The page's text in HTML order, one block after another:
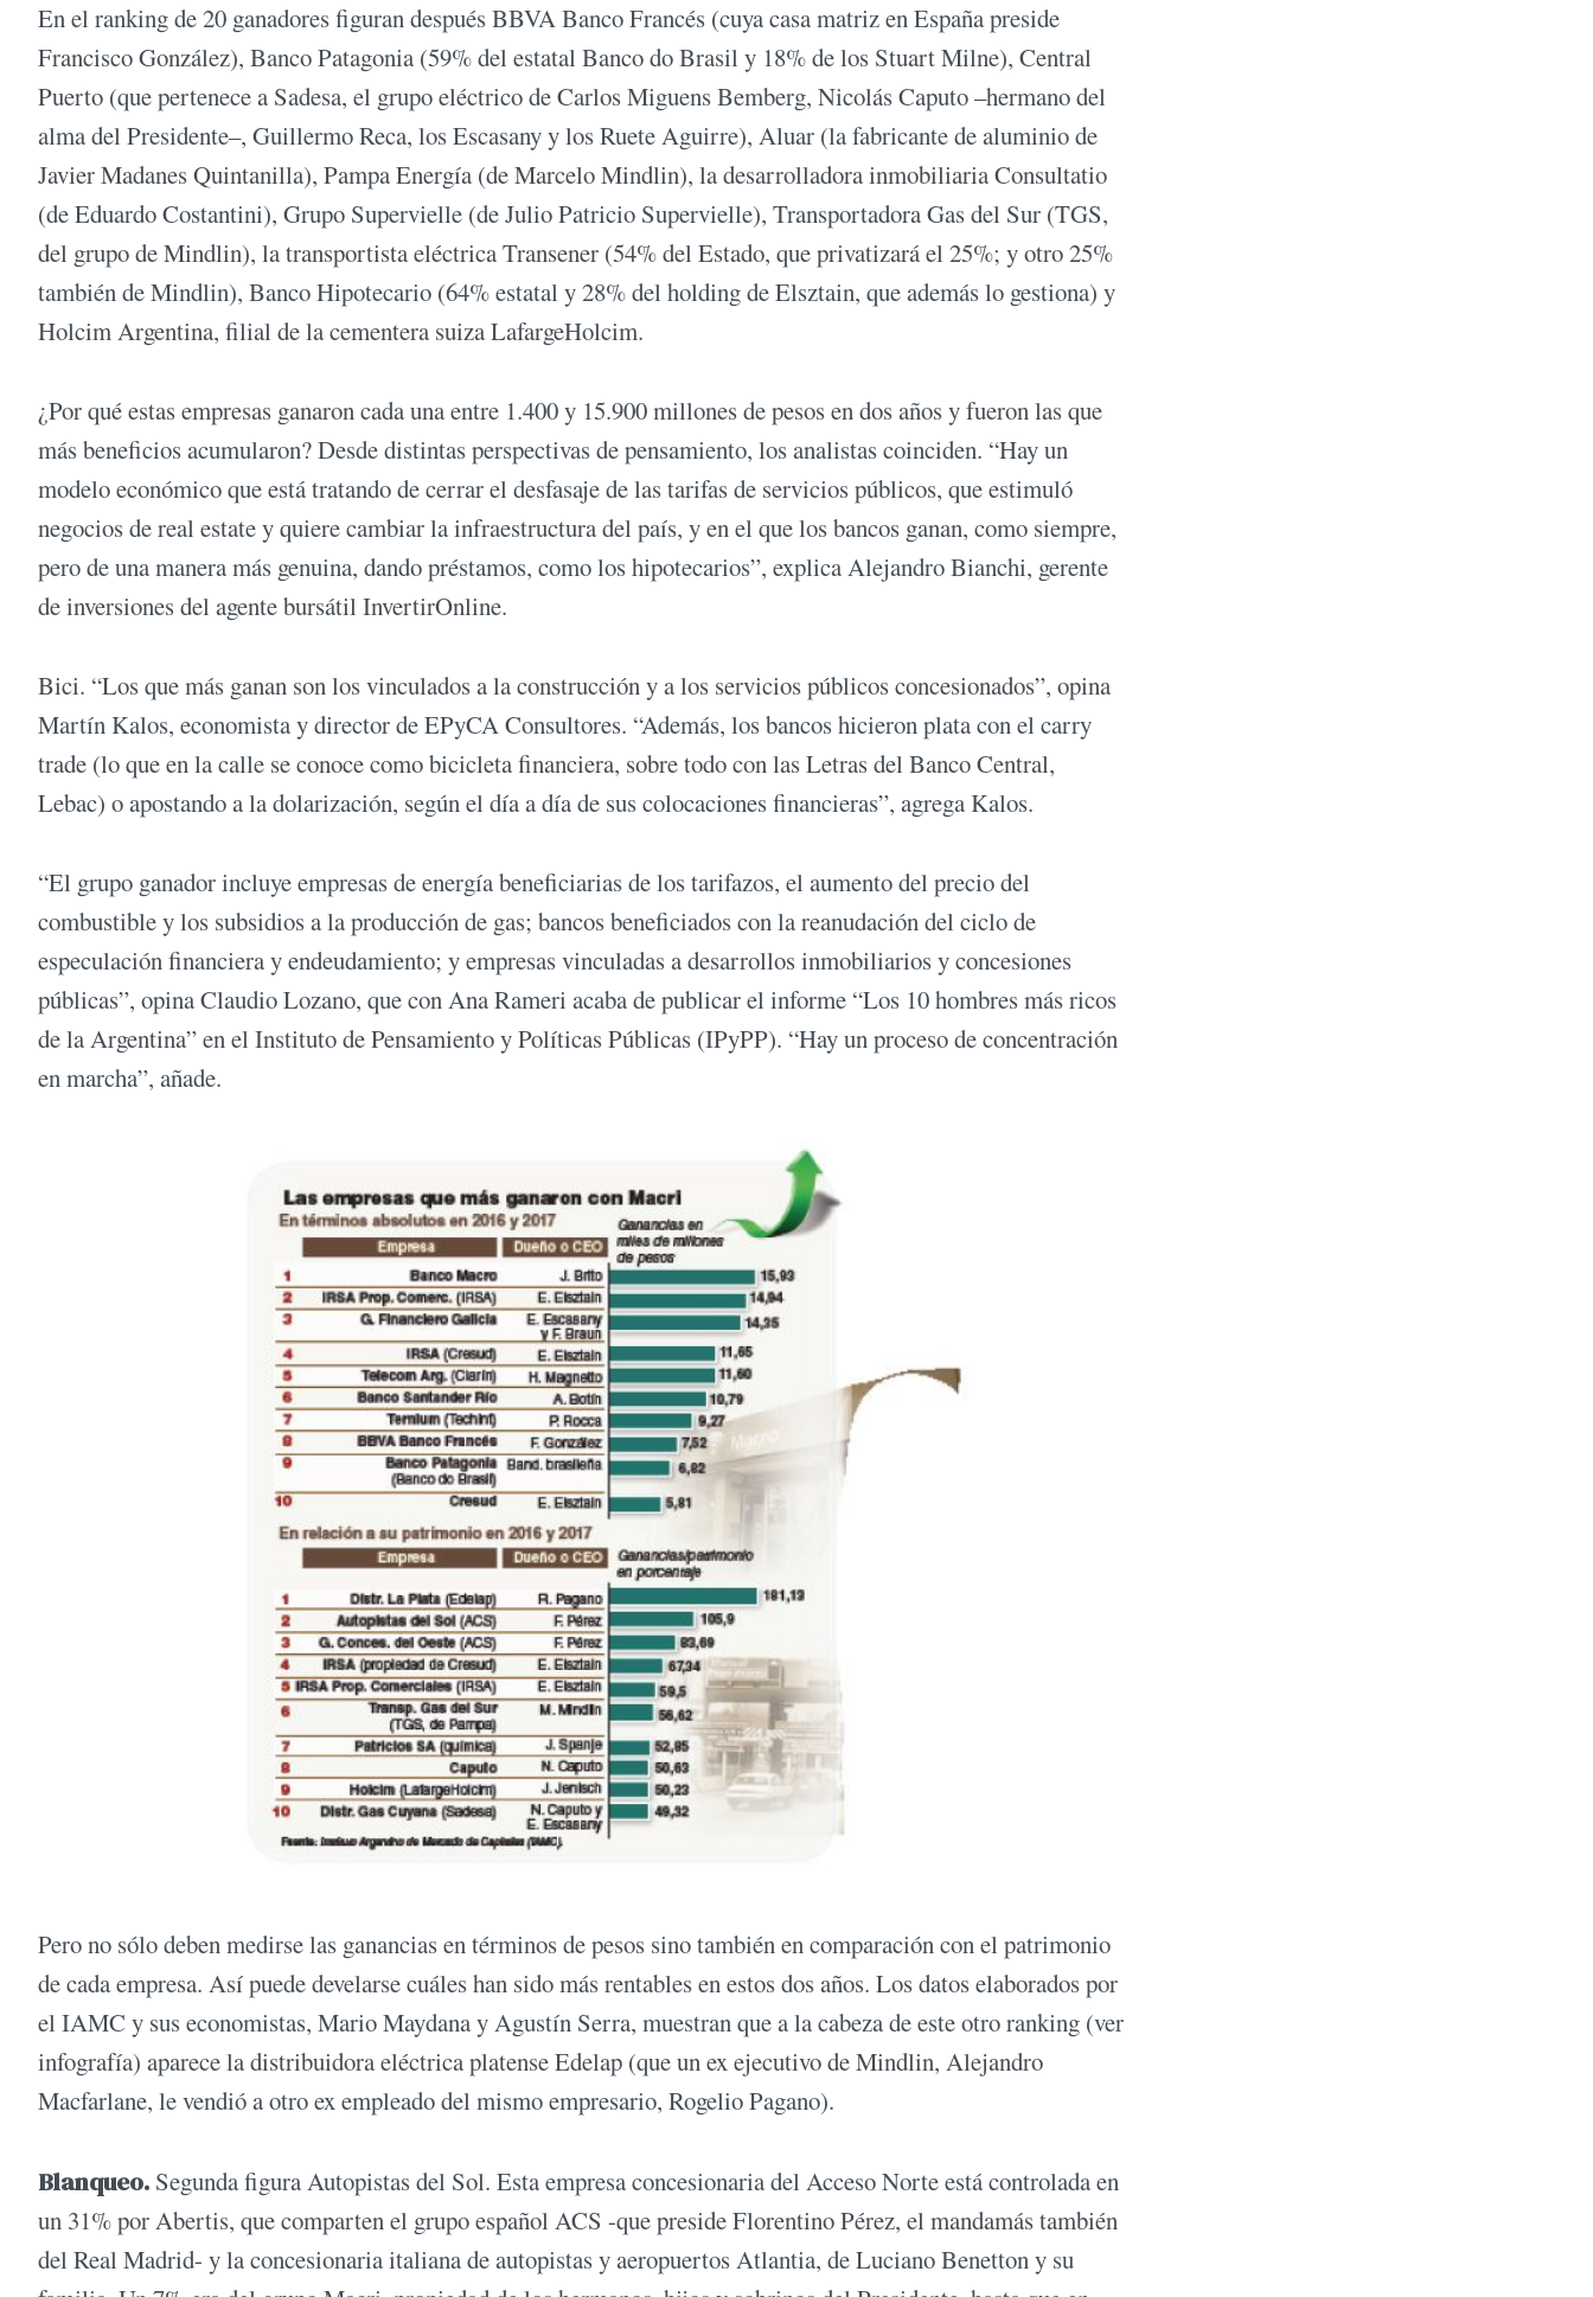
En el ranking de 20 ganadores figuran después BBVA Banco Francés (cuya casa matriz en España preside
Francisco González), Banco Patagonia (59% del estatal Banco do Brasil y 18% de los Stuart Milne), Central
Puerto (que pertenece a Sadesa, el grupo eléctrico de Carlos Miguens Bemberg, Nicolás Caputo –hermano del
alma del Presidente–, Guillermo Reca, los Escasany y los Ruete Aguirre), Aluar (la fabricante de aluminio de
Javier Madanes Quintanilla), Pampa Energía (de Marcelo Mindlin), la desarrolladora inmobiliaria Consultatio
(de Eduardo Costantini), Grupo Supervielle (de Julio Patricio Supervielle), Transportadora Gas del Sur (TGS,
del grupo de Mindlin), la transportista eléctrica Transener (54% del Estado, que privatizará el 25%; y otro 25%
también de Mindlin), Banco Hipotecario (64% estatal y 28% del holding de Elsztain, que además lo gestiona) y
Holcim Argentina, filial de la cementera suiza LafargeHolcim.
¿Por qué estas empresas ganaron cada una entre 1.400 y 15.900 millones de pesos en dos años y fueron las que
más beneficios acumularon? Desde distintas perspectivas de pensamiento, los analistas coinciden. “Hay un
modelo económico que está tratando de cerrar el desfasaje de las tarifas de servicios públicos, que estimuló
negocios de real estate y quiere cambiar la infraestructura del país, y en el que los bancos ganan, como siempre,
pero de una manera más genuina, dando préstamos, como los hipotecarios”, explica Alejandro Bianchi, gerente
de inversiones del agente bursátil InvertirOnline.
Bici. “Los que más ganan son los vinculados a la construcción y a los servicios públicos concesionados”, opina
Martín Kalos, economista y director de EPyCA Consultores. “Además, los bancos hicieron plata con el carry
trade (lo que en la calle se conoce como bicicleta financiera, sobre todo con las Letras del Banco Central,
Lebac) o apostando a la dolarización, según el día a día de sus colocaciones financieras”, agrega Kalos.
“El grupo ganador incluye empresas de energía beneficiarias de los tarifazos, el aumento del precio del
combustible y los subsidios a la producción de gas; bancos beneficiados con la reanudación del ciclo de
especulación financiera y endeudamiento; y empresas vinculadas a desarrollos inmobiliarios y concesiones
públicas”, opina Claudio Lozano, que con Ana Rameri acaba de publicar el informe “Los 10 hombres más ricos
de la Argentina” en el Instituto de Pensamiento y Políticas Públicas (IPyPP). “Hay un proceso de concentración
en marcha”, añade.
Pero no sólo deben medirse las ganancias en términos de pesos sino también en comparación con el patrimonio
de cada empresa. Así puede develarse cuáles han sido más rentables en estos dos años. Los datos elaborados por
el IAMC y sus economistas, Mario Maydana y Agustín Serra, muestran que a la cabeza de este otro ranking (ver
infografía) aparece la distribuidora eléctrica platense Edelap (que un ex ejecutivo de Mindlin, Alejandro
Macfarlane, le vendió a otro ex empleado del mismo empresario, Rogelio Pagano).
Blanqueo. Segunda figura Autopistas del Sol. Esta empresa concesionaria del Acceso Norte está controlada en
un 31% por Abertis, que comparten el grupo español ACS -que preside Florentino Pérez, el mandamás también
del Real Madrid- y la concesionaria italiana de autopistas y aeropuertos Atlantia, de Luciano Benetton y su